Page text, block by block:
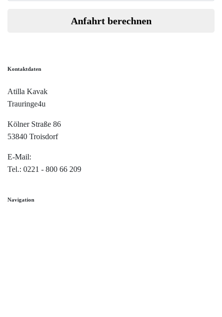
Anfahrt berechnen
Kontaktdaten
Atilla Kavak
Trauringe4u
Kölner Straße 86
53840 Troisdorf
E-Mail:
Tel.: 0221 - 800 66 209
Navigation